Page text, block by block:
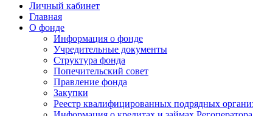
Личный кабинет
Главная
О фонде
Информация о фонде
Учредительные документы
Структура фонда
Попечительский совет
Правление фонда
Закупки
Реестр квалифицированных подрядных